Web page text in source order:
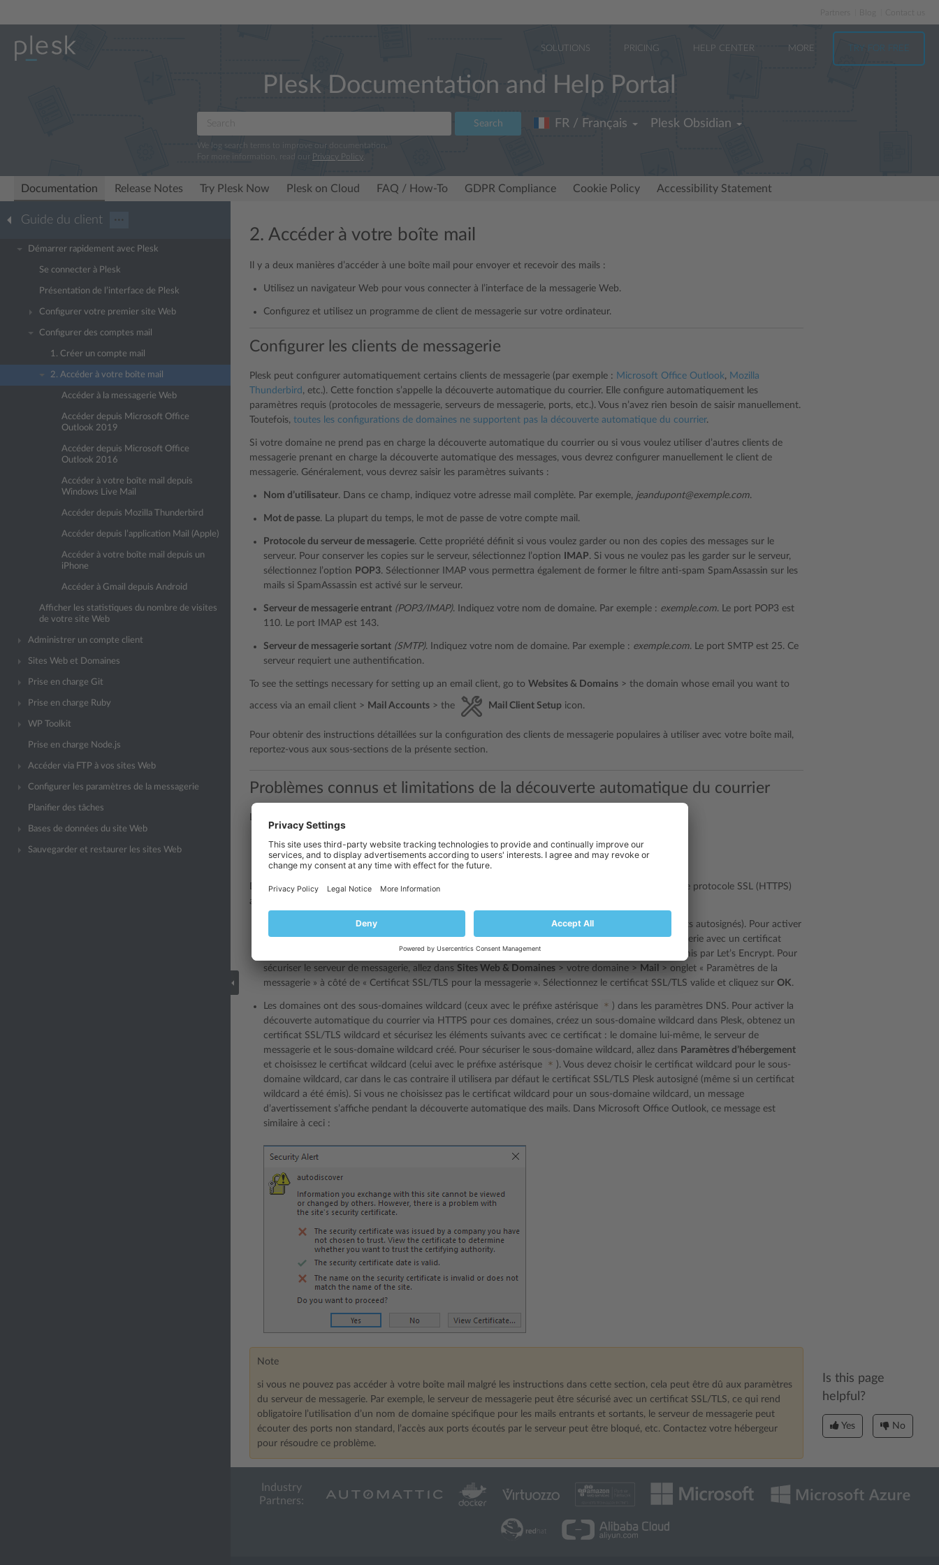
Partners
SOLUTIONS PRICING HELP CENTER MORE TRY FOR FREE
Plesk Documentation and Help Portal
Search
We log search terms to improve our documentation.
For more information, read our Privacy Policy
FR / Français Plesk Obsidian
Documentation Release Notes Try Plesk Now Plesk on Cloud FAQ / How-To GDPR Compliance Cookie Policy Accessibility Statement
Guide du client ···
Démarrer rapidement avec Plesk
Se connecter à Plesk
Présentation de l’interface de Plesk
Configurer votre premier site Web
Configurer des comptes mail
1. Créer un compte mail
2. Accéder à votre boîte mail
Accéder à la messagerie Web
Accéder depuis Microsoft Office
Outlook 2019
Accéder depuis Microsoft Office
Outlook 2016
Accéder à votre boîte mail depuis
Windows Live Mail
Accéder depuis Mozilla Thunderbird
Accéder depuis l’application Mail (Apple)
Accéder à votre boîte mail depuis un
iPhone
Accéder à Gmail depuis Android
Afficher les statistiques du nombre de visites
de votre site Web
Administrer un compte client
Sites Web et Domaines
Prise en charge Git
Prise en charge Ruby
WP Toolkit
Prise en charge Node.js
Accéder via FTP à vos sites Web
Configurer les paramètres de la messagerie
Planifier des tâches
Bases de données du site Web
Sauvegarder et restaurer les sites Web
2. Accéder à votre boîte mail
Il y a deux manières d’accéder à une boîte mail pour envoyer et recevoir des mails :
Utilisez un navigateur Web pour vous connecter à l’interface de la messagerie Web.
Configurez et utilisez un programme de client de messagerie sur votre ordinateur.
Configurer les clients de messagerie
Plesk peut configurer automatiquement certains clients de messagerie (par exemple : Microsoft Office Outlook, Mozilla
Thunderbird , etc.). Cette fonction s’appelle la découverte automatique du courrier. Elle configure automatiquement les
paramètres requis (protocoles de messagerie, serveurs de messagerie, ports, etc.). Vous n’avez rien besoin de saisir manuellement.
Toutefois, toutes les configurations de domaines ne supportent pas la découverte automatique du courrier.
Si votre domaine ne prend pas en charge la découverte automatique du courrier ou si vous voulez utiliser d’autres clients de
messagerie prenant en charge la découverte automatique des messages, vous devrez configurer manuellement le client de
messagerie. Généralement, vous devrez saisir les paramètres suivants :
Nom d’utilisateur. Dans ce champ, indiquez votre adresse mail complète. Par exemple, jeandupont@exemple.com.
Mot de passe. La plupart du temps, le mot de passe de votre compte mail.
Protocole du serveur de messagerie. Cette propriété définit si vous voulez garder ou non des copies des messages sur le
serveur. Pour conserver les copies sur le serveur, sélectionnez l’option
IMAP. Si vous ne voulez pas les garder sur le serveur,
sélectionnez l’option POP3. Sélectionner IMAP vous permettra également de former le filtre anti-spam SpamAssassin sur les
mails si SpamAssassin est activé sur le serveur.
Serveur de messagerie entrant (POP3/IMAP). Indiquez votre nom de domaine. Par exemple : exemple.com. Le port POP3 est
110. Le port IMAP est 143.
Serveur de messagerie sortant (SMTP). Indiquez votre nom de domaine. Par exemple : exemple.com. Le port SMTP est 25. Ce
serveur requiert une authentification.
To see the settings necessary for setting up an email client, go to Websites & Domains > the domain whose email you want to
access via an email client > Mail Accounts > the Mail Client Setup icon.
Pour obtenir des instructions détaillées sur la configuration des clients de messagerie populaires à utiliser avec votre boîte mail,
reportez-vous aux sous-sections de la présente section.
Problèmes connus et limitations de la découverte automatique du courrier
La découverte automatique du courrier ne fonctionne pas pour :
Clients de messagerie Microsoft Outlook 2019 et Microsoft Outlook 365.
Les domaines sans hébergement Web.
Dans certains cas, la découverte automatique du courrier ne fonctionne pas pour les domaines avec le protocole SSL (HTTPS)
activé :
Les domaines ne sont pas sécurisés avec des certificats SSL/TLS valides (par exemple, des certificats autosignés). Pour activer
la découverte automatique du courrier via HTTPS,sécurisez votre domaineet le serveur de messagerie avec un certificat
SSL/TLS payant émis par une autorité de certification de confiance ou avec un certificat gratuit émis par Let’s Encrypt. Pour
sécuriser le serveur de messagerie, allez dans Sites Web & Domaines > votre domaine > Mail
> onglet « Paramètres de la
messagerie » à côté de « Certificat SSL/TLS pour la messagerie ». Sélectionnez le certificat SSL/TLS valide et cliquez sur OK.
Les domaines ont des sous-domaines wildcard (ceux avec le préfixe astérisque * ) dans les paramètres DNS. Pour activer la
découverte automatique du courrier via HTTPS pour ces domaines, créez un sous-domaine wildcard dans Plesk, obtenez un
certificat SSL/TLS wildcard et sécurisez les éléments suivants avec ce certificat : le domaine lui-même, le serveur de
messagerie et le sous-domaine wildcard créé. Pour sécuriser le sous-domaine wildcard, allez dans Paramètres d’hébergement
et choisissez le certificat wildcard (celui avec le préfixe astérisque
* ). Vous devez choisir le certificat wildcard pour le sous-
domaine wildcard, car dans le cas contraire il utilisera par défaut le certificat SSL/TLS Plesk autosigné (même si un certificat
wildcard a été émis). Si vous ne choisissez pas le certificat wildcard pour un sous-domaine wildcard, un message
d’avertissement s’affiche pendant la découverte automatique des mails. Dans Microsoft Office Outlook, ce message est
similaire à ceci :
Note
si vous ne pouvez pas accéder à votre boîte mail malgré les instructions dans cette section, cela peut être dû aux paramètres
du serveur de messagerie. Par exemple, le serveur de messagerie peut être sécurisé avec un certificat SSL/TLS, ce qui rend
obligatoire l’utilisation d’un nom de domaine spécifique pour les mails entrants et sortants, le serveur de messagerie peut
écouter des ports non standard, l’accès aux ports écoutés par le serveur peut être bloqué, etc. Contactez votre hébergeur
pour résoudre ce problème.
Is this page
helpful?
Yes No
Industry
Partners: